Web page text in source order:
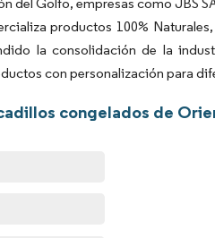
productos 100%
la consolidación de la
con personalización para
congelados de